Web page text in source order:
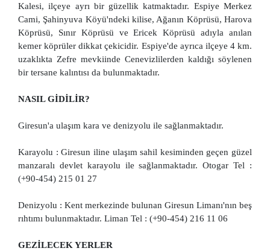
Kalesi, ilçeye ayrı bir güzellik katmaktadır. Espiye Merkez
Cami, Şahinyuva Köyü'ndeki kilise, Ağanın Köprüsü, Harova
Köprüsü, Sınır Köprüsü ve Ericek Köprüsü adıyla anılan
kemer köprüler dikkat çekicidir. Espiye'de ayrıca ilçeye 4 km.
uzaklıkta Zefre mevkiinde Cenevizlilerden kaldığı söylenen
bir tersane kalıntısı da bulunmaktadır.
NASIL GİDİLİR?
Giresun'a ulaşım kara ve denizyolu ile sağlanmaktadır.
Karayolu : Giresun iline ulaşım sahil kesiminden geçen güzel
manzaralı devlet karayolu ile sağlanmaktadır. Otogar Tel :
(+90-454) 215 01 27
Denizyolu : Kent merkezinde bulunan Giresun Limanı'nın beş
rıhtımı bulunmaktadır. Liman Tel : (+90-454) 216 11 06
GEZİLECEK YERLER